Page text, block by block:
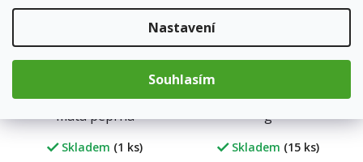
Nastavení
Souhlasím
Mýdlo na praní – tuhé –
máta peprná
Skladem (1 ks)
Perkarbonát sodný 1000
g
Skladem (15 ks)